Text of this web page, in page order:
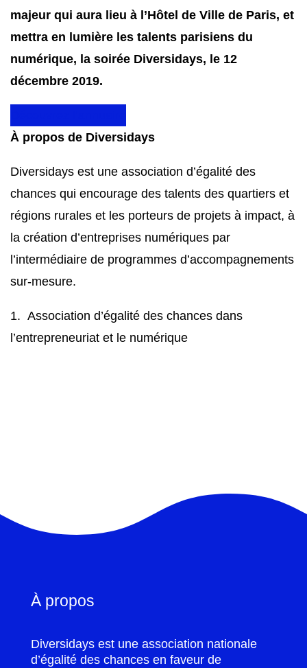
majeur qui aura lieu à l’Hôtel de Ville de Paris, et
mettra en lumière les talents parisiens du
numérique, la soirée Diversidays, le 12
décembre 2019.
À propos de Diversidays
Diversidays est une association d’égalité des
chances qui encourage des talents des quartiers et
régions rurales et les porteurs de projets à impact, à
la création d’entreprises numériques par
l’intermédiaire de programmes d’accompagnements
sur-mesure.
1. Association d’égalité des chances dans
l’entrepreneuriat et le numérique
À propos
Diversidays est une association nationale
d’égalité des chances en faveur de